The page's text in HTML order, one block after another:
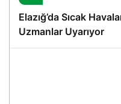
Elazığ’da Sıcak
Uzmanlar Uyarıyor